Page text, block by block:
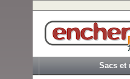
Sacs et